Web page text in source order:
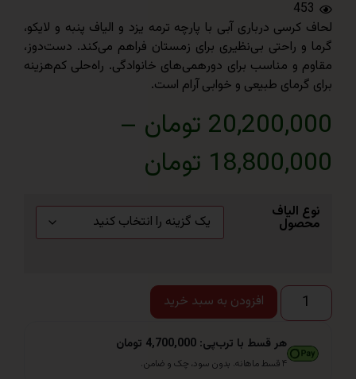
درباری آبی با پارچه ترمه یزد و الیاف پنبه و لایکو،
راحتی بی‌نظیری برای زمستان فراهم می‌کند. دست‌دوز،
و مناسب برای دورهمی‌های خانوادگی. راه‌حلی کم‌هزینه
طبیعی و خوابی آرام است.
تومان
–
تومان
افزودن به سبد خرید
هر قسط با ترب‌پی: 4,700,000 تومان